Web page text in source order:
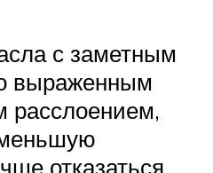
с заметным
выраженным
расслоением,
отказаться.